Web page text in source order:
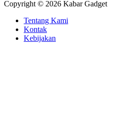
Copyright © 2026 Kabar Gadget
Tentang Kami
Kontak
Kebijakan